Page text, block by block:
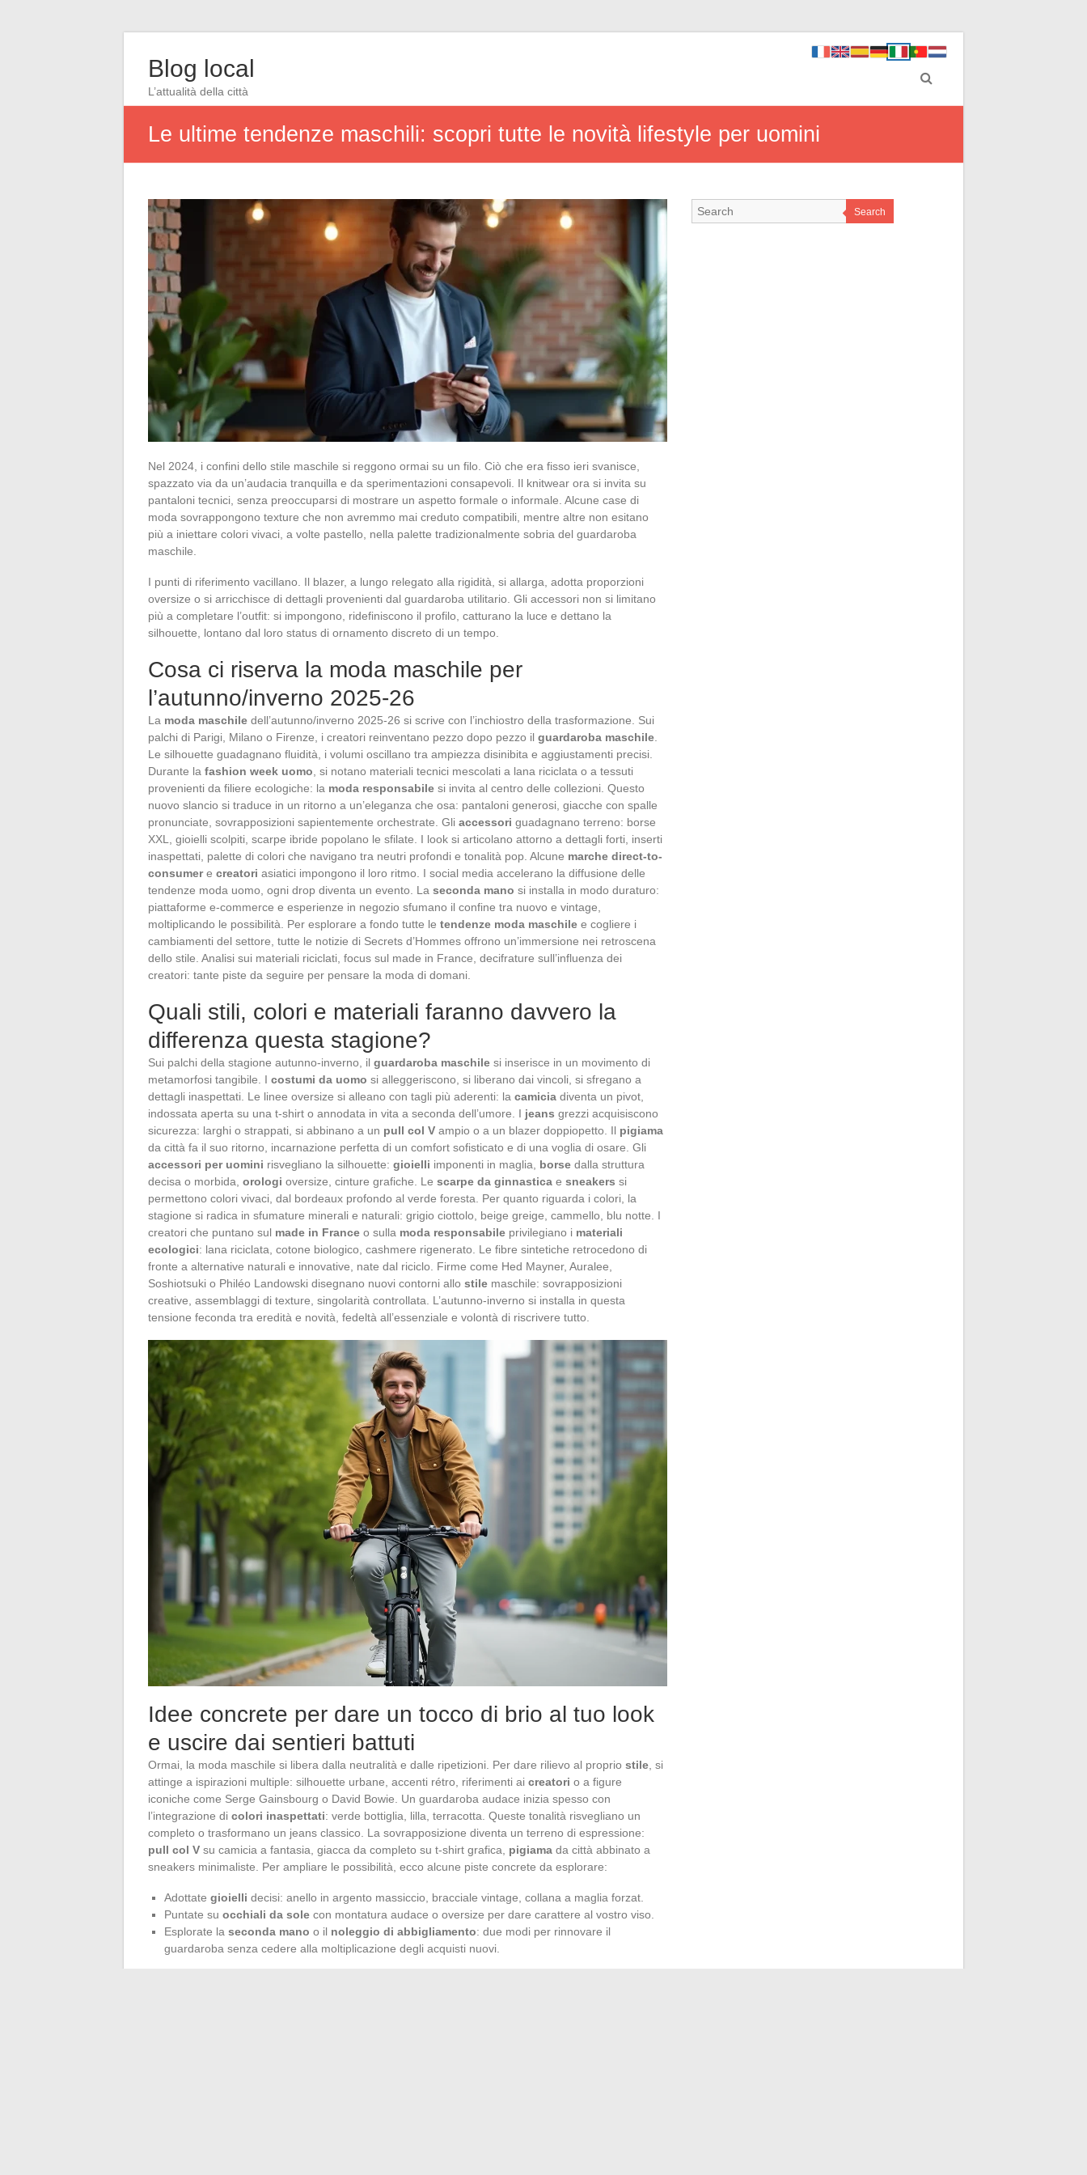
Blog local
L’attualità della città
Le ultime tendenze maschili: scopri tutte le novità lifestyle per uomini
Nel 2024, i confini dello stile maschile si reggono ormai su un filo. Ciò che era fisso ieri svanisce,
spazzato via da un’audacia tranquilla e da sperimentazioni consapevoli. Il knitwear ora si invita su
pantaloni tecnici, senza preoccuparsi di mostrare un aspetto formale o informale. Alcune case di
moda sovrappongono texture che non avremmo mai creduto compatibili, mentre altre non esitano
più a iniettare colori vivaci, a volte pastello, nella palette tradizionalmente sobria del guardaroba
maschile.
I punti di riferimento vacillano. Il blazer, a lungo relegato alla rigidità, si allarga, adotta proporzioni
oversize o si arricchisce di dettagli provenienti dal guardaroba utilitario. Gli accessori non si limitano
più a completare l’outfit: si impongono, ridefiniscono il profilo, catturano la luce e dettano la
silhouette, lontano dal loro status di ornamento discreto di un tempo.
Cosa ci riserva la moda maschile per
l’autunno/inverno 2025-26
La moda maschile dell’autunno/inverno 2025-26 si scrive con l’inchiostro della trasformazione. Sui
palchi di Parigi, Milano o Firenze, i creatori reinventano pezzo dopo pezzo il guardaroba maschile
Le silhouette guadagnano fluidità, i volumi oscillano tra ampiezza disinibita e aggiustamenti precisi.
Durante la fashion week uomo , si notano materiali tecnici mescolati a lana riciclata o a tessuti
provenienti da filiere ecologiche: la moda responsabile si invita al centro delle collezioni. Questo
nuovo slancio si traduce in un ritorno a un’eleganza che osa: pantaloni generosi, giacche con spalle
pronunciate, sovrapposizioni sapientemente orchestrate. Gli accessori guadagnano terreno: borse
XXL, gioielli scolpiti, scarpe ibride popolano le sfilate. I look si articolano attorno a dettagli forti, inserti
inaspettati, palette di colori che navigano tra neutri profondi e tonalità pop. Alcune marche direct-to-
consumere creatori asiatici impongono il loro ritmo. I social media accelerano la diffusione delle
tendenze moda uomo, ogni drop diventa un evento. La seconda mano si installa in modo duraturo:
piattaforme e-commerce e esperienze in negozio sfumano il confine tra nuovo e vintage,
moltiplicando le possibilità. Per esplorare a fondo tutte le tendenze moda maschile e cogliere i
cambiamenti del settore, tutte le notizie di Secrets d’Hommes offrono un’immersione nei retroscena
dello stile. Analisi sui materiali riciclati, focus sul made in France, decifrature sull’influenza dei
creatori: tante piste da seguire per pensare la moda di domani.
Quali stili, colori e materiali faranno davvero la
differenza questa stagione?
Sui palchi della stagione autunno-inverno, il guardaroba maschile si inserisce in un movimento di
metamorfosi tangibile. I costumi da uomo si alleggeriscono, si liberano dai vincoli, si sfregano a
dettagli inaspettati. Le linee oversize si alleano con tagli più aderenti: la camicia diventa un pivot,
indossata aperta su una t-shirt o annodata in vita a seconda dell’umore. I jeans grezzi acquisiscono
sicurezza: larghi o strappati, si abbinano a un pull col V ampio o a un blazer doppiopetto. Il pigiama
da città fa il suo ritorno, incarnazione perfetta di un comfort sofisticato e di una voglia di osare. Gli
accessori per uomini risvegliano la silhouette: gioielli imponenti in maglia, borse dalla struttura
decisa o morbida, orologi oversize, cinture grafiche. Le scarpe da ginnastica e sneakers si
permettono colori vivaci, dal bordeaux profondo al verde foresta. Per quanto riguarda i colori, la
stagione si radica in sfumature minerali e naturali: grigio ciottolo, beige greige, cammello, blu notte. I
creatori che puntano sul made in France o sulla moda responsabile privilegiano i materiali
ecologici: lana riciclata, cotone biologico, cashmere rigenerato. Le fibre sintetiche retrocedono di
fronte a alternative naturali e innovative, nate dal riciclo. Firme come Hed Mayner, Auralee,
Soshiotsuki o Philéo Landowski disegnano nuovi contorni allo stile maschile: sovrapposizioni
creative, assemblaggi di texture, singolarità controllata. L’autunno-inverno si installa in questa
tensione feconda tra eredità e novità, fedeltà all’essenziale e volontà di riscrivere tutto.
Idee concrete per dare un tocco di brio al tuo look
e uscire dai sentieri battuti
Ormai, la moda maschile si libera dalla neutralità e dalle ripetizioni. Per dare rilievo al proprio stile , si
attinge a ispirazioni multiple: silhouette urbane, accenti rétro, riferimenti ai creatori o a figure
iconiche come Serge Gainsbourg o David Bowie. Un guardaroba audace inizia spesso con
l’integrazione di colori inaspettati: verde bottiglia, lilla, terracotta. Queste tonalità risvegliano un
completo o trasformano un jeans classico. La sovrapposizione diventa un terreno di espressione:
pull col V su camicia a fantasia, giacca da completo su t-shirt grafica, pigiama da città abbinato a
sneakers minimaliste. Per ampliare le possibilità, ecco alcune piste concrete da esplorare:
Adottate gioielli decisi: anello in argento massiccio, bracciale vintage, collana a maglia forzat.
Puntate su occhiali da sole con montatura audace o oversize per dare carattere al vostro viso.
Esplorate la seconda mano o il noleggio di abbigliamento: due modi per rinnovare il
guardaroba senza cedere alla moltiplicazione degli acquisti nuovi.
Search